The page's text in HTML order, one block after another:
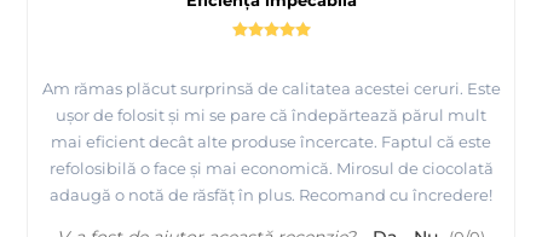
Am rămas plăcut surprinsă de calitatea acestei ceruri. Este
ușor de folosit și mi se pare că îndepărtează părul mult
mai eficient decât alte produse încercate. Faptul că este
refolosibilă o face și mai economică. Mirosul de ciocolată
adaugă o notă de răsfăț în plus. Recomand cu încredere!